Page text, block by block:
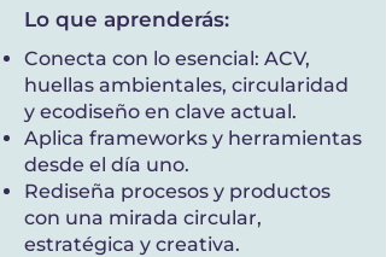
Lo que aprenderás:
Conecta con lo esencial: ACV,
huellas ambientales, circularidad
y ecodiseño en clave actual.
Aplica frameworks y herramientas
desde el día uno.
Rediseña procesos y productos
con una mirada circular,
estratégica y creativa.